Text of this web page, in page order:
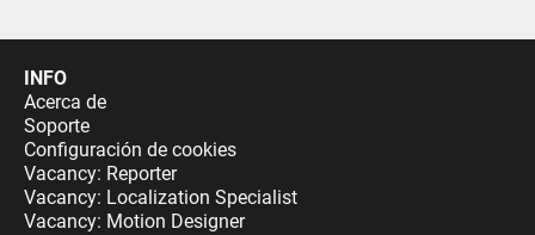
INFO
Acerca de
Soporte
Configuración de cookies
Vacancy: Reporter
Vacancy: Localization Specialist
Vacancy: Motion Designer